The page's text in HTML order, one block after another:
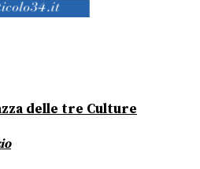
delle tre Culture